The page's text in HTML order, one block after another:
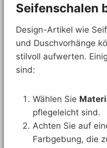
Seifenschalen
Design-Artikel wie
und Duschvorhänge
stilvoll aufwerten.
sind:
Wählen Sie
pflegeleicht sind.
Achten Sie auf
Farbgebung, die